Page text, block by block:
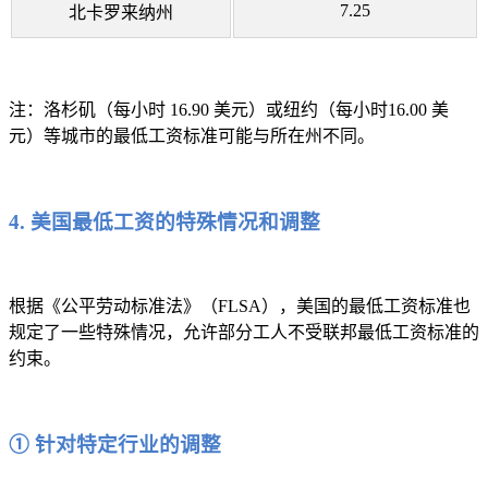
北卡罗来纳州 7.25
注：洛杉矶（每小时 16.90 美元）或纽约（每小时16.00 美
元）等城市的最低工资标准可能与所在州不同。
4. 美国最低工资的特殊情况和调整
根据《公平劳动标准法》（FLSA），美国的最低工资标准也
规定了一些特殊情况，允许部分工人不受联邦最低工资标准的
约束。
① 针对特定行业的调整